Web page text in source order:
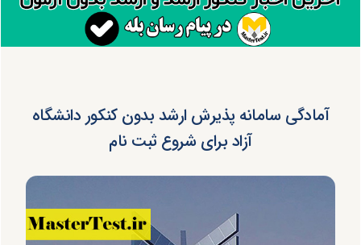
آمادگی سامانه پذیرش ارشد بدون کنکور دانشگاه
آزاد برای شروع ثبت نام